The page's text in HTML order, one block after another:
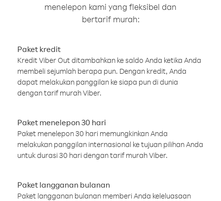
menelepon kami yang fleksibel dan
bertarif murah:
Paket kredit
Kredit Viber Out ditambahkan ke saldo Anda ketika Anda
membeli sejumlah berapa pun. Dengan kredit, Anda
dapat melakukan panggilan ke siapa pun di dunia
dengan tarif murah Viber.
Paket menelepon 30 hari
Paket menelepon 30 hari memungkinkan Anda
melakukan panggilan internasional ke tujuan pilihan Anda
untuk durasi 30 hari dengan tarif murah Viber.
Paket langganan bulanan
Paket langganan bulanan memberi Anda keleluasaan